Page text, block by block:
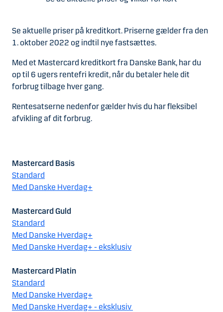
Se aktuelle priser på kreditkort. Priserne gælder fra den
1. oktober 2022 og indtil nye fastsættes.
Med et Mastercard kreditkort fra Danske Bank, har du
op til 6 ugers rentefri kredit, når du betaler hele dit
forbrug tilbage hver gang.
Rentesatserne nedenfor gælder hvis du har fleksibel
afvikling af dit forbrug.
Mastercard Basis
Standard
Med Danske Hverdag+
Mastercard Guld
Standard
Med Danske Hverdag+
Med Danske Hverdag+ - eksklusiv
Mastercard Platin
Standard
Med Danske Hverdag+
Med Danske Hverdag+ - eksklusiv